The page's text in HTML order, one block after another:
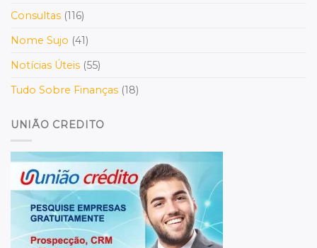
Consultas (116)
Nome Sujo (41)
Notícias Úteis (55)
Tudo Sobre Finanças (18)
UNIÃO CREDITO